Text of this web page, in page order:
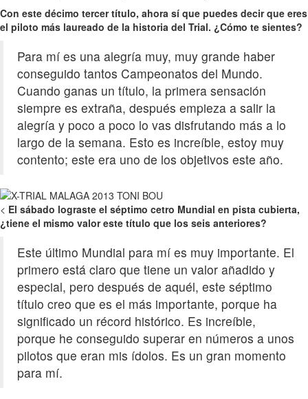
Con este décimo tercer título, ahora sí que puedes decir que eres
el piloto más laureado de la historia del Trial. ¿Cómo te sientes?
Para mí es una alegría muy, muy grande haber
conseguido tantos Campeonatos del Mundo.
Cuando ganas un título, la primera sensación
siempre es extraña, después empieza a salir la
alegría y poco a poco lo vas disfrutando más a lo
largo de la semana. Esto es increíble, estoy muy
contento; este era uno de los objetivos este año.
< El sábado lograste el séptimo cetro Mundial en pista cubierta,
¿tiene el mismo valor este título que los seis anteriores?
Este último Mundial para mí es muy importante. El
primero está claro que tiene un valor añadido y
especial, pero después de aquél, este séptimo
título creo que es el más importante, porque ha
significado un récord histórico. Es increíble,
porque he conseguido superar en números a unos
pilotos que eran mis ídolos. Es un gran momento
para mí.